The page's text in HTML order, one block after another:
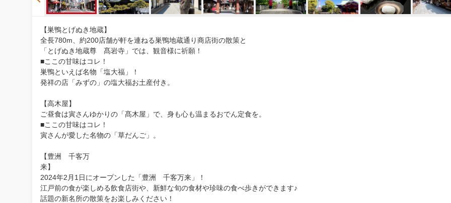
【巣鴨とげぬき地蔵】
全長780m、約200店舗が軒を連ねる巣鴨地蔵通り商店街の散策と
「とげぬき地蔵尊 髙岩寺」では、観音様に祈願！
■ここの甘味はコレ！
巣鴨といえば名物「塩大福」！
発祥の店「みずの」の塩大福お土産付き。
【高木屋】
ご昼食は寅さんゆかりの「髙木屋」で、身も心も温まるおでん定食を。
■ここの甘味はコレ！
寅さんが愛した名物の「草だんご」。
【豊洲 千客万
来
2024年2月1日にオープンした「豊洲 千客万来」！
江戸前の食が楽しめる飲食店街や、新鮮な旬の食材や珍味の食べ歩きができます
話題の新名所の散策をお楽しみください！